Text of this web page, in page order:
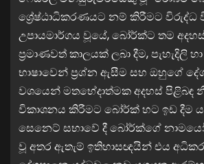
ශ්‍රේෂ්ඨාධිකරණයට නම් කිරීමට විරුද්ධ
උපායමාර්ගය වූයේ, බෝර්ක්ට තම
ප්‍රමාණවත් කාලයක් ලබා දීම, පැහැදිලි
භාෂාවෙන් ප්‍රශ්න ඇසීම සහ ඔහුගේ
වශයෙන් මතභේදාත්මක අදහස් පිළිබඳ
විකාශනය කිරීමට බෝර්ක් හට ඉඩ දීම ය.
සෙනෙට් සභාවේ දී බෝර්ක්ගේ
වූ අතර ඇතැම් ඉතිහාසඥයින් එය